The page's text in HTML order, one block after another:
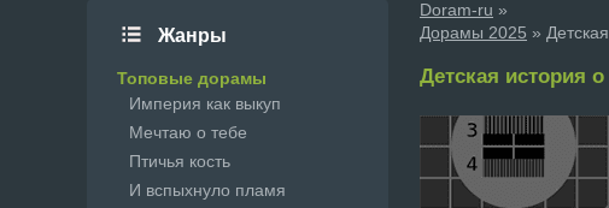
Doram-ru »
Дорамы 2025 »
Детская история
Жанры
Топовые дорамы
Империя как выкуп
Мечтаю о тебе
Птичья кость
И вспыхнуло пламя